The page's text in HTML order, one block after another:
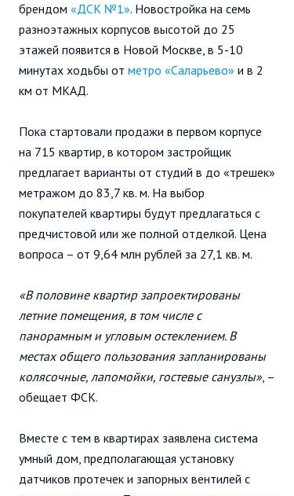
брендом «ДСК №1». Новостройка на семь
разноэтажных корпусов высотой до 25
этажей появится в Новой Москве, в 5-10
минутах ходьбы от метро «Саларьево» и в 2
км от МКАД.
Пока стартовали продажи в первом корпусе
на 715 квартир, в котором застройщик
предлагает варианты от студий в до «трешек»
метражом до 83,7 кв. м. На выбор
покупателей квартиры будут предлагаться с
предчистовой или же полной отделкой. Цена
вопроса – от 9,64 млн рублей за 27,1 кв. м.
«В половине квартир запроектированы
летние помещения, в том числе с
панорамным и угловым остеклением. В
местах общего пользования запланированы
колясочные, лапомойки, гостевые санузлы», –
обещает ФСК.
Вместе с тем в квартирах заявлена система
умный дом, предполагающая установку
датчиков протечек и запорных вентилей с